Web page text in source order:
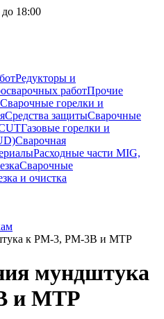
18:00
Редукторы и
работПрочие
Сварочные горелки и
Средства защитыСварочные
Газовые горелки и
Сварочная
Расходные части MIG,
Сварочные
и очистка
к РМ-3, РМ-3В и МТР
мундштука
и МТР